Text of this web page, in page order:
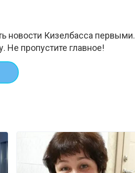
новости Кизелбасса первыми.
Не пропустите главное!